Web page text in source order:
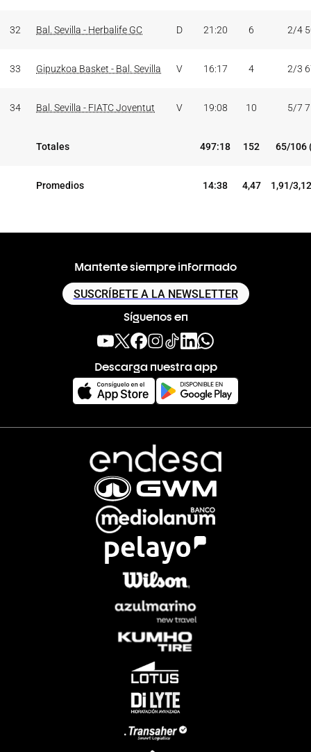
32 Bal. Sevilla - Herbalife GC D 21:20 6 2/4
33 Gipuzkoa Basket - Bal. Sevilla V 16:17 4 2/3
34 Bal. Sevilla - FIATC Joventut V 19:08 10 5/7
Totales 497:18 152 65/106
Promedios 14:38 4,47 1,91/
Mantente siempre informado
SUSCRÍBETE A LA NEWSLETTER
Síguenos en
Descarga nuestra app